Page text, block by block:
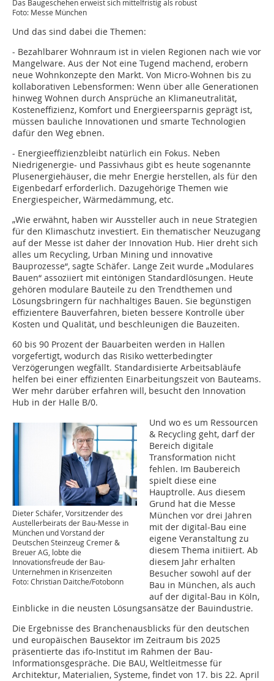
Das Baugeschehen erweist sich mittelfristig als robust
Foto: Messe München
Und das sind dabei die Themen:
- Bezahlbarer Wohnraum ist in vielen Regionen nach wie vor
Mangelware. Aus der Not eine Tugend machend, erobern
neue Wohnkonzepte den Markt. Von Micro-Wohnen bis zu
kollaborativen Lebensformen: Wenn über alle Generationen
hinweg Wohnen durch Ansprüche an Klimaneutralität,
Kosteneffizienz, Komfort und Energieersparnis geprägt ist,
müssen bauliche Innovationen und smarte Technologien
dafür den Weg ebnen.
- Energieeffizienzbleibt natürlich ein Fokus. Neben
Niedrigenergie- und Passivhaus gibt es heute sogenannte
Plusenergiehäuser, die mehr Energie herstellen, als für den
Eigenbedarf erforderlich. Dazugehörige Themen wie
Energiespeicher, Wärmedämmung, etc.
„Wie erwähnt, haben wir Aussteller auch in neue Strategien
für den Klimaschutz investiert. Ein thematischer Neuzugang
auf der Messe ist daher der Innovation Hub. Hier dreht sich
alles um Recycling, Urban Mining und innovative
Bauprozesse“, sagte Schäfer. Lange Zeit wurde „Modulares
Bauen“ assoziiert mit eintönigen Standardlösungen. Heute
gehören modulare Bauteile zu den Trendthemen und
Lösungsbringern für nachhaltiges Bauen. Sie begünstigen
effizientere Bauverfahren, bieten bessere Kontrolle über
Kosten und Qualität, und beschleunigen die Bauzeiten.
60 bis 90 Prozent der Bauarbeiten werden in Hallen
vorgefertigt, wodurch das Risiko wetterbedingter
Verzögerungen wegfällt. Standardisierte Arbeitsabläufe
helfen bei einer effizienten Einarbeitungszeit von Bauteams.
Wer mehr darüber erfahren will, besucht den Innovation
Hub in der Halle B/0.
Dieter Schäfer, Vorsitzender des
Austellerbeirats der Bau-Messe in
München und Vorstand der
Deutschen Steinzeug Cremer &
Breuer AG, lobte die
Innovationsfreude der Bau-
Unternehmen in Krisenzeiten
Foto: Christian Daitche/Fotobonn
Und wo es um Ressourcen
& Recycling geht, darf der
Bereich digitale
Transformation nicht
fehlen. Im Baubereich
spielt diese eine
Hauptrolle. Aus diesem
Grund hat die Messe
München vor drei Jahren
mit der digital-Bau eine
eigene Veranstaltung zu
diesem Thema initiiert. Ab
diesem Jahr erhalten
Besucher sowohl auf der
Bau in München, als auch
auf der digital-Bau in Köln,
Einblicke in die neusten Lösungsansätze der Bauindustrie.
Die Ergebnisse des Branchenausblicks für den deutschen
und europäischen Bausektor im Zeitraum bis 2025
präsentierte das ifo-Institut im Rahmen der Bau-
Informationsgespräche. Die BAU, Weltleitmesse für
Architektur, Materialien, Systeme, findet von 17. bis 22. April